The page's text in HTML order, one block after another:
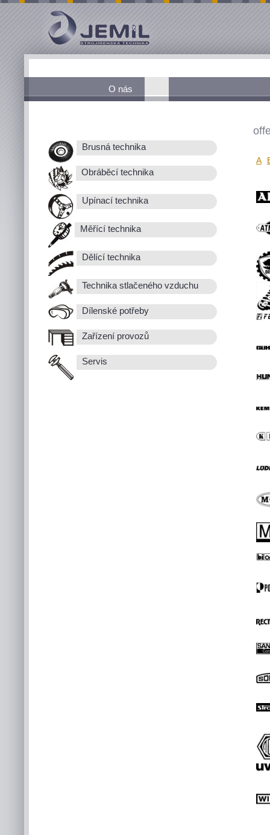
O nás
Brusná technika
Obráběcí technika
Upínací technika
Měřící technika
Dělící technika
Technika stlačeného vzduchu
Dílenské potřeby
Zařízení provozů
Servis
A